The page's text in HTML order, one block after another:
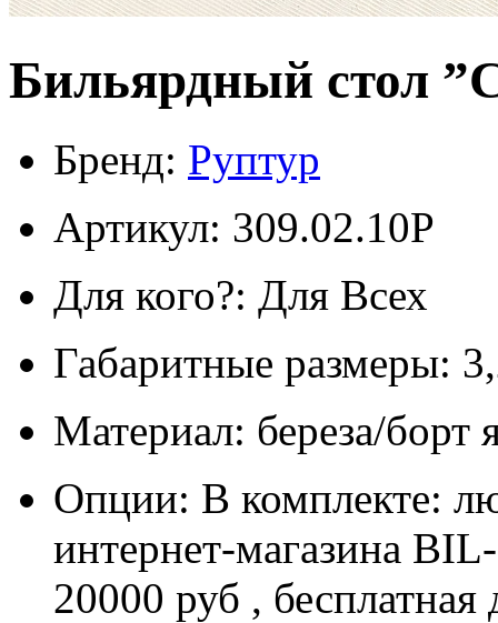
Бильярдный стол
Бренд: Руптур
Артикул: 309.02.10P
Для кого?: Для Всех
Габаритные размеры:
Материал: береза/борт
Опции: В комплекте:
интернет-магазина
20000 руб ,